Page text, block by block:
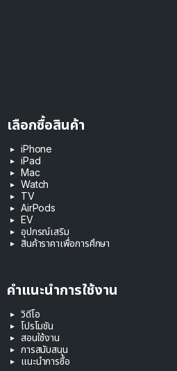
เลือกซื้อสินค้า
iPhone
iPad
Mac
Watch
TV
AirPods
EV
อุปกรณ์เสริม
สินค้าราคาเพื่อการศึกษา
คำแนะนำการใช้งาน
วิดีโอ
โปรโมชัน
สอนใช้งาน
การสนับสนุน
แนะนำการซื้อ